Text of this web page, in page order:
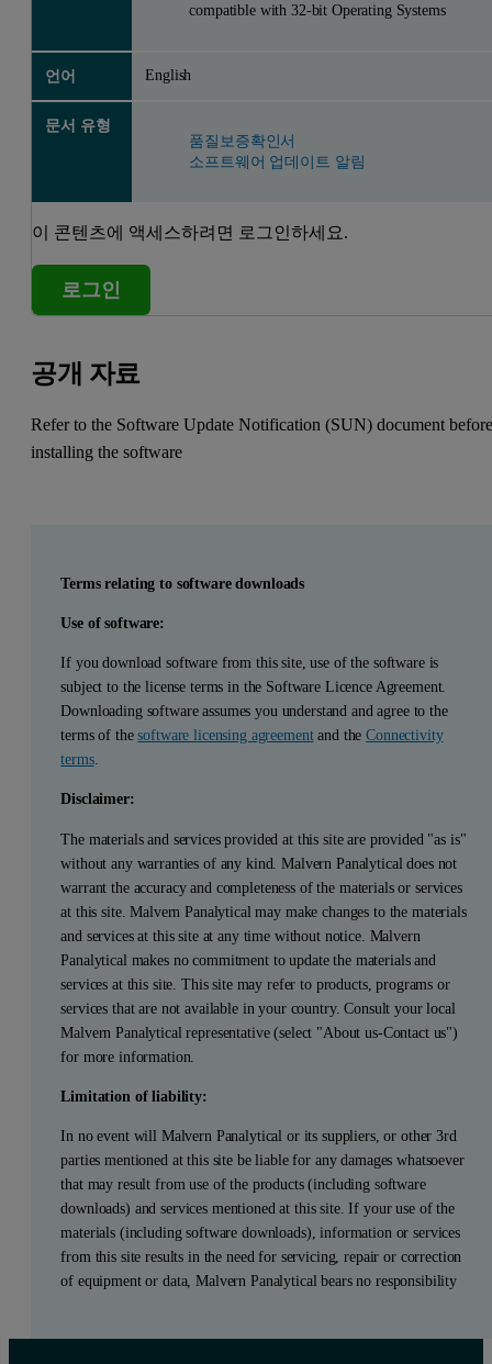
compatible with 32-bit Operating Systems
언어 English
문서 유형
품질보증확인서
소프트웨어 업데이트 알림
이 콘텐츠에 액세스하려면 로그인하세요.
로그인
공개 자료
Refer to the Software Update Notification (SUN) document
installing the software
Terms relating to software downloads
Use of software:
If you download software from this site, use of the software is
subject to the license terms in the Software Licence Agreement.
Downloading software assumes you understand and agree to the
terms of thesoftware licensing agreementand theConnectivity
terms.
Disclaimer:
The materials and services provided at this site are provided "as is"
without any warranties of any kind. Malvern Panalytical does not
warrant the accuracy and completeness of the materials or services
at this site. Malvern Panalytical may make changes to the materials
and services at this site at any time without notice. Malvern
Panalytical makes no commitment to update the materials and
services at this site. This site may refer to products, programs or
services that are not available in your country. Consult your local
Malvern Panalytical representative (select "About us-Contact us")
for more information.
Limitation of liability:
In no event will Malvern Panalytical or its suppliers, or other 3rd
parties mentioned at this site be liable for any damages whatsoever
that may result from use of the products (including software
downloads) and services mentioned at this site. If your use of the
materials (including software downloads), information or services
from this site results in the need for servicing, repair or correction
of equipment or data, Malvern Panalytical bears no responsibility